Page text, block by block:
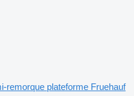
remorque plateforme Fruehauf